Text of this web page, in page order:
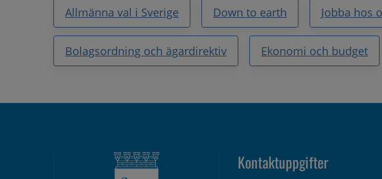
Allmänna val i Sverige Down to earth Jobba hos
Bolagsordning och ägardirektiv Ekonomi och budget
Kontaktuppgifter